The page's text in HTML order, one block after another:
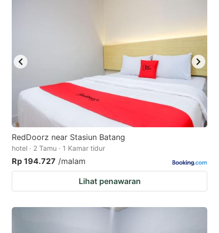
RedDoorz near Stasiun Batang
hotel · 2 Tamu · 1 Kamar tidur
Rp 194.727 /malam
Lihat penawaran